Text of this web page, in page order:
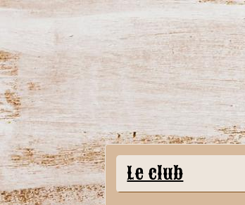
Le club